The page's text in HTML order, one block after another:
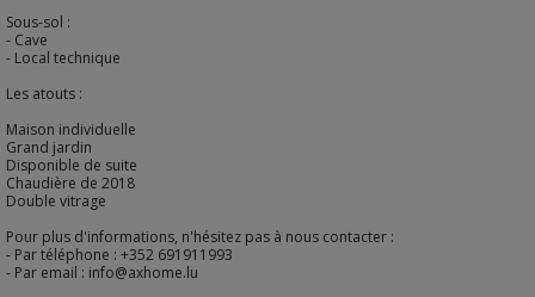
Sous-sol :
- Cave
- Local technique
Les atouts :
Maison individuelle
Grand jardin
Disponible de suite
Chaudière de 2018
Double vitrage
Pour plus d'informations, n'hésitez pas à nous contacter :
- Par téléphone : +352 691911993
- Par email : info@axhome.lu